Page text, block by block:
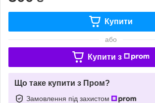
Купити
або
Купити з
Що таке купити з Пром?
Замовлення під захистом